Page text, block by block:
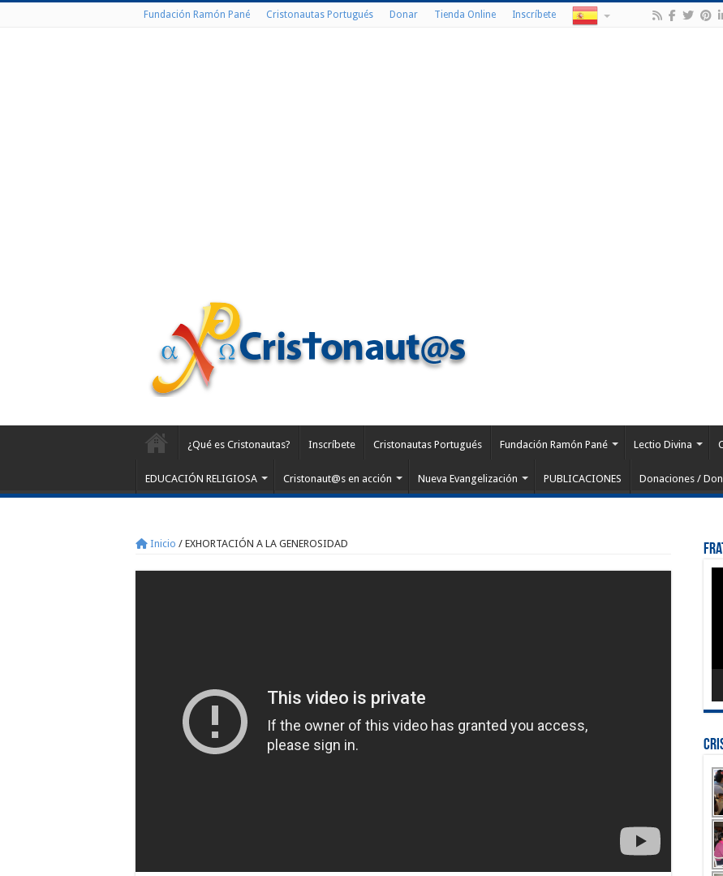
Fundación Ramón Pané Cristonautas Portugués Donar Tienda Online Inscríbete
¿Qué es Cristonautas? Inscríbete Cristonautas Portugués Fundación Ramón Pané Lectio Divina
EDUCACIÓN RELIGIOSA Cristonaut@s en acción Nueva Evangelización PUBLICACIONES Donaciones /
Inicio / EXHORTACIÓN A LA GENEROSIDAD